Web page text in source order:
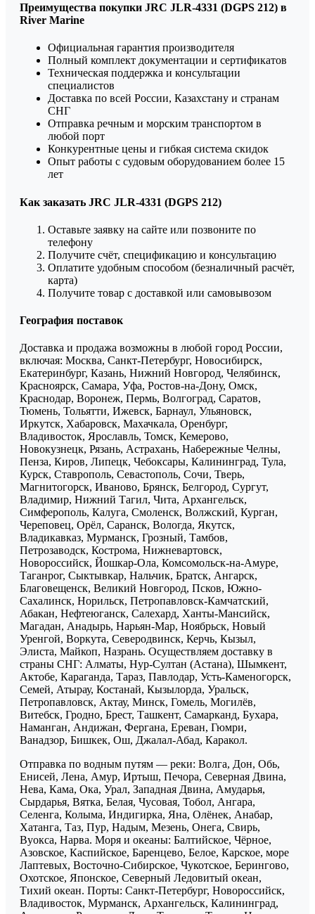
Преимущества покупки JRC JLR-4331 (DGPS 212) в
River Marine
Официальная гарантия производителя
Полный комплект документации и сертификатов
Техническая поддержка и консультации
специалистов
Доставка по всей России, Казахстану и странам
СНГ
Отправка речным и морским транспортом в
любой порт
Конкурентные цены и гибкая система скидок
Опыт работы с судовым оборудованием более 15
лет
Как заказать JRC JLR-4331 (DGPS 212)
Оставьте заявку на сайте или позвоните по
телефону
Получите счёт, спецификацию и консультацию
Оплатите удобным способом (безналичный расчёт,
карта)
Получите товар с доставкой или самовывозом
География поставок
Доставка и продажа возможны в любой город России,
включая: Москва, Санкт-Петербург, Новосибирск,
Екатеринбург, Казань, Нижний Новгород, Челябинск,
Красноярск, Самара, Уфа, Ростов-на-Дону, Омск,
Краснодар, Воронеж, Пермь, Волгоград, Саратов,
Тюмень, Тольятти, Ижевск, Барнаул, Ульяновск,
Иркутск, Хабаровск, Махачкала, Оренбург,
Владивосток, Ярославль, Томск, Кемерово,
Новокузнецк, Рязань, Астрахань, Набережные Челны,
Пенза, Киров, Липецк, Чебоксары, Калининград, Тула,
Курск, Ставрополь, Севастополь, Сочи, Тверь,
Магнитогорск, Иваново, Брянск, Белгород, Сургут,
Владимир, Нижний Тагил, Чита, Архангельск,
Симферополь, Калуга, Смоленск, Волжский, Курган,
Череповец, Орёл, Саранск, Вологда, Якутск,
Владикавказ, Мурманск, Грозный, Тамбов,
Петрозаводск, Кострома, Нижневартовск,
Новороссийск, Йошкар-Ола, Комсомольск-на-Амуре,
Таганрог, Сыктывкар, Нальчик, Братск, Ангарск,
Благовещенск, Великий Новгород, Псков, Южно-
Сахалинск, Норильск, Петропавловск-Камчатский,
Абакан, Нефтеюганск, Салехард, Ханты-Мансийск,
Магадан, Анадырь, Нарьян-Мар, Ноябрьск, Новый
Уренгой, Воркута, Северодвинск, Керчь, Кызыл,
Элиста, Майкоп, Назрань. Осуществляем доставку в
страны СНГ: Алматы, Нур-Султан (Астана), Шымкент,
Актобе, Караганда, Тараз, Павлодар, Усть-Каменогорск,
Семей, Атырау, Костанай, Кызылорда, Уральск,
Петропавловск, Актау, Минск, Гомель, Могилёв,
Витебск, Гродно, Брест, Ташкент, Самарканд, Бухара,
Наманган, Андижан, Фергана, Ереван, Гюмри,
Ванадзор, Бишкек, Ош, Джалал-Абад, Каракол.
Отправка по водным путям — реки: Волга, Дон, Обь,
Енисей, Лена, Амур, Иртыш, Печора, Северная Двина,
Нева, Кама, Ока, Урал, Западная Двина, Амударья,
Сырдарья, Вятка, Белая, Чусовая, Тобол, Ангара,
Селенга, Колыма, Индигирка, Яна, Олёнек, Анабар,
Хатанга, Таз, Пур, Надым, Мезень, Онега, Свирь,
Вуокса, Нарва. Моря и океаны: Балтийское, Чёрное,
Азовское, Каспийское, Баренцево, Белое, Карское, море
Лаптевых, Восточно-Сибирское, Чукотское, Берингово,
Охотское, Японское, Северный Ледовитый океан,
Тихий океан. Порты: Санкт-Петербург, Новороссийск,
Владивосток, Мурманск, Архангельск, Калининград,